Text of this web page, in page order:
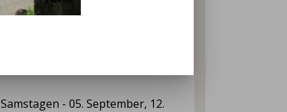
- 05. September, 12.